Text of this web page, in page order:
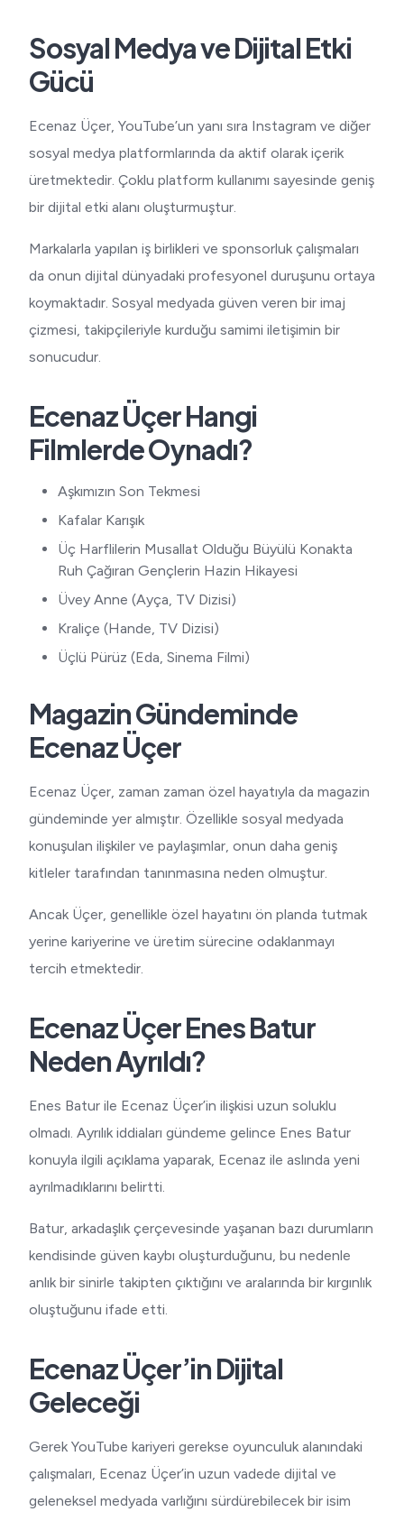
Sosyal Medya ve Dijital Etki
Gücü
Ecenaz Üçer, YouTube’un yanı sıra Instagram ve diğer
sosyal medya platformlarında da aktif olarak içerik
üretmektedir. Çoklu platform kullanımı sayesinde geniş
bir dijital etki alanı oluşturmuştur.
Markalarla yapılan iş birlikleri ve sponsorluk çalışmaları
da onun dijital dünyadaki profesyonel duruşunu ortaya
koymaktadır. Sosyal medyada güven veren bir imaj
çizmesi, takipçileriyle kurduğu samimi iletişimin bir
sonucudur.
Ecenaz Üçer Hangi
Filmlerde Oynadı?
Aşkımızın Son Tekmesi
Kafalar Karışık
Üç Harflilerin Musallat Olduğu Büyülü Konakta
Ruh Çağıran Gençlerin Hazin Hikayesi
Üvey Anne (Ayça, TV Dizisi)
Kraliçe (Hande, TV Dizisi)
Üçlü Pürüz (Eda, Sinema Filmi)
Magazin Gündeminde
Ecenaz Üçer
Ecenaz Üçer, zaman zaman özel hayatıyla da magazin
gündeminde yer almıştır. Özellikle sosyal medyada
konuşulan ilişkiler ve paylaşımlar, onun daha geniş
kitleler tarafından tanınmasına neden olmuştur.
Ancak Üçer, genellikle özel hayatını ön planda tutmak
yerine kariyerine ve üretim sürecine odaklanmayı
tercih etmektedir.
Ecenaz Üçer Enes Batur
Neden Ayrıldı?
Enes Batur ile Ecenaz Üçer’in ilişkisi uzun soluklu
olmadı. Ayrılık iddiaları gündeme gelince Enes Batur
konuyla ilgili açıklama yaparak, Ecenaz ile aslında yeni
ayrılmadıklarını belirtti.
Batur, arkadaşlık çerçevesinde yaşanan bazı durumların
kendisinde güven kaybı oluşturduğunu, bu nedenle
anlık bir sinirle takipten çıktığını ve aralarında bir kırgınlık
oluştuğunu ifade etti.
Ecenaz Üçer’in Dijital
Geleceği
Gerek YouTube kariyeri gerekse oyunculuk alanındaki
çalışmaları, Ecenaz Üçer’in uzun vadede dijital ve
geleneksel medyada varlığını sürdürebilecek bir isim